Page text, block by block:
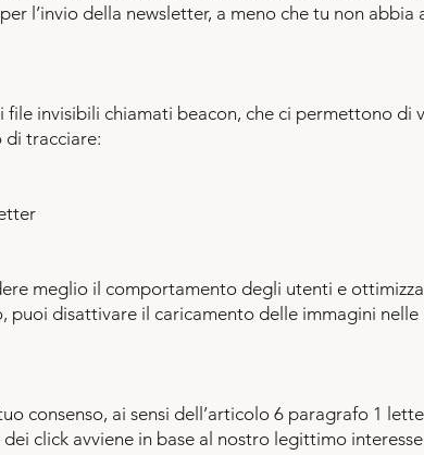
l’invio della newsletter, a meno che tu non
invisibili chiamati beacon, che ci permettono di
di tracciare:
meglio il comportamento degli utenti e
puoi disattivare il caricamento delle immagini
consenso, ai sensi dell’articolo 6 paragrafo 1
click avviene in base al nostro legittimo